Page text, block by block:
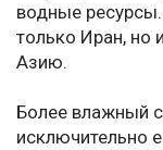
водные
только Иран, но
Азию.
Более влажный
исключительно